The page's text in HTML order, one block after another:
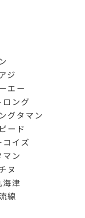
ジ
エー
ロング
グタマン
ード
コイズ
ン
ヌ
海津
線